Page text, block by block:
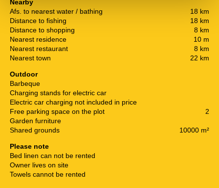
Nearby
Afs. to nearest water / bathing
18 km
Distance to fishing
18 km
Distance to shopping
8 km
Nearest residence
10 m
Nearest restaurant
8 km
Nearest town
22 km
Outdoor
Barbeque
Charging stands for electric car
Electric car charging not included in price
Free parking space on the plot
2
Garden furniture
Shared grounds
10000 m²
Please note
Bed linen can not be rented
Owner lives on site
Towels cannot be rented